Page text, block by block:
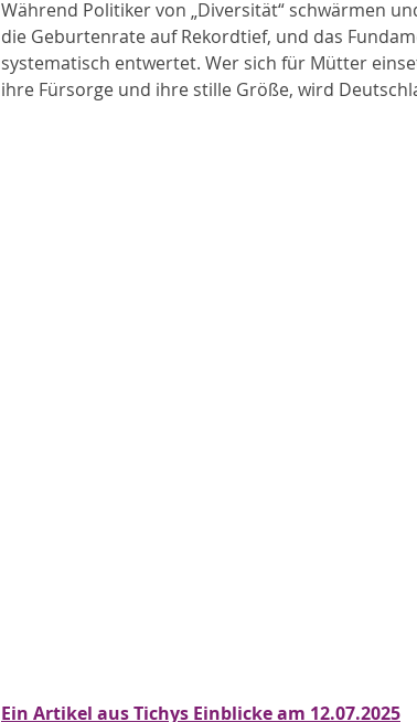
Während Politiker von „Diversität“ schwärmen
die Geburtenrate auf Rekordtief, und das
systematisch entwertet. Wer sich für Mütter
ihre Fürsorge und ihre stille Größe, wird
Ein Artikel aus Tichys Einblicke am 12.07.2025